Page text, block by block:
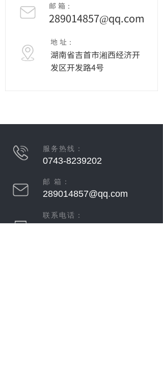
湖南省吉首市湘西经济开
发区开发路4号
地 址：
289014857@qq.com
邮 箱：
邮 箱：
289014857@qq.com
联系电话：
139-7438-8333
服务热线：
0743-8239202